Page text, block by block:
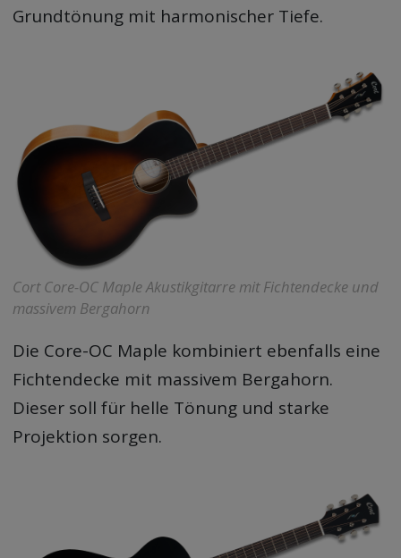
Grundtönung mit harmonischer Tiefe.
Cort Core-OC Maple Akustikgitarre mit Fichtendecke und
massivem Bergahorn
Die Core-OC Maple kombiniert ebenfalls eine
Fichtendecke mit massivem Bergahorn.
Dieser soll für helle Tönung und starke
Projektion sorgen.